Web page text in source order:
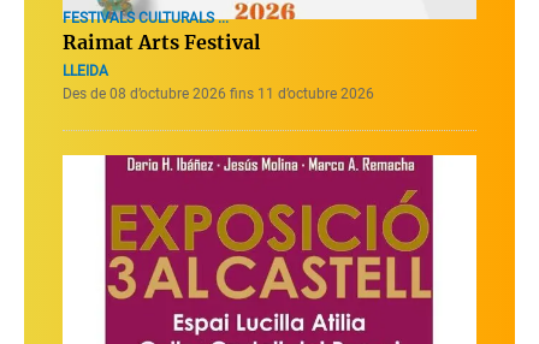
FESTIVALS CULTURALS ...
Raimat Arts Festival
LLEIDA
Des de 08 d’octubre 2026 fins 11 d’octubre 2026